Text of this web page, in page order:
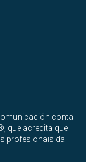
conta
que acredita que
profesionais da